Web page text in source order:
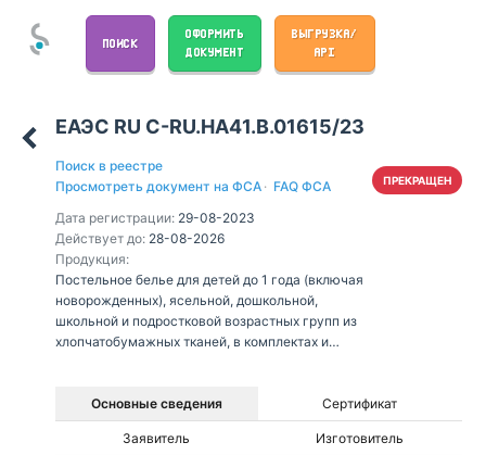
ПОИСК
ОФОРМИТЬ
ДОКУМЕНТ
ВЫГРУЗКА/
API
ЕАЭС RU С-RU.НА41.В.01615/23
Поиск в реестре
Просмотреть документ на ФСА · FAQ ФСА
Дата регистрации: 29-08-2023
Действует до: 28-08-2026
Продукция:
Постельное белье для детей до 1 года (включая
новорожденных), ясельной, дошкольной,
школьной и подростковой возрастных групп из
хлопчатобумажных тканей, в комплектах и
ПРЕКРАЩЕН
Основные сведения Сертификат
Заявитель Изготовитель